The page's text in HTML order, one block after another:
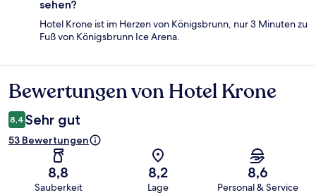
sehen?
Hotel Krone ist im Herzen von Königsbrunn, nur 3 Minuten zu
Fuß von Königsbrunn Ice Arena.
Bewertungen
Bewertungen von Hotel Krone
8,4 Sehr gut
53 Bewertungen
8,8
Sauberkeit
8,2
Lage
8,6
Personal & Service